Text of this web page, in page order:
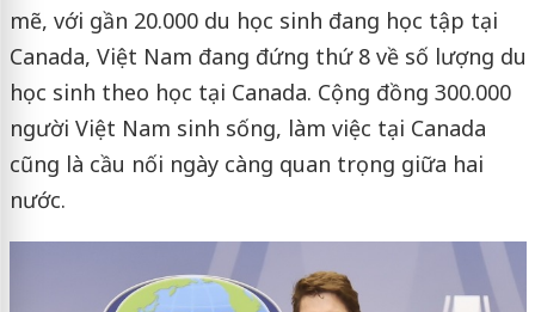
mẽ, với gần 20.000 du học sinh đang học tập tại
Canada, Việt Nam đang đứng thứ 8 về số lượng du
học sinh theo học tại Canada. Cộng đồng 300.000
người Việt Nam sinh sống, làm việc tại Canada
cũng là cầu nối ngày càng quan trọng giữa hai
nước.